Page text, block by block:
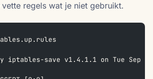
regels wat je niet gebruikt.
iptables-save v1.4.1.1 on Tue Sep